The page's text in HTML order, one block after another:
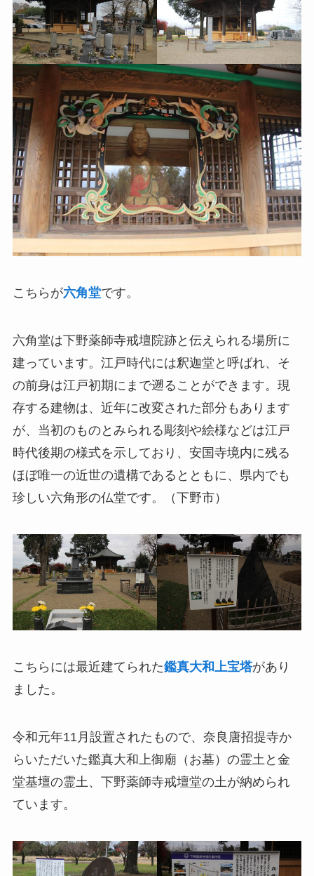
こちらが六角堂です。
六角堂は下野薬師寺戒壇院跡と伝えられる場所に
建っています。江戸時代には釈迦堂と呼ばれ、そ
の前身は江戸初期にまで遡ることができます。現
存する建物は、近年に改変された部分もあります
が、当初のものとみられる彫刻や絵様などは江戸
時代後期の様式を示しており、安国寺境内に残る
ほぼ唯一の近世の遺構であるとともに、県内でも
珍しい六角形の仏堂です。（下野市）
こちらには最近建てられた鑑真大和上宝塔があり
ました。
令和元年11月設置されたもので、奈良唐招提寺か
らいただいた鑑真大和上御廟（お墓）の霊土と金
堂基壇の霊土、下野薬師寺戒壇堂の土が納められ
ています。